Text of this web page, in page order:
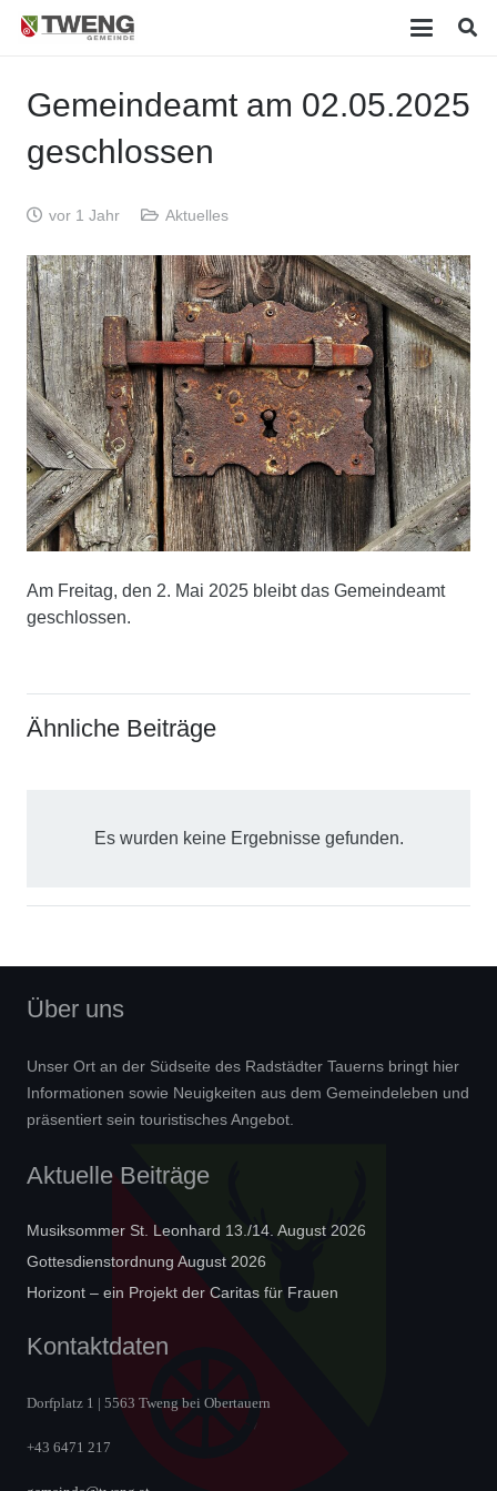
Gemeindeamt am 02.05.2025
geschlossen
vor 1 Jahr Aktuelles
Am Freitag, den 2. Mai 2025 bleibt das Gemeindeamt
geschlossen.
Ähnliche Beiträge
Es wurden keine Ergebnisse gefunden.
Über uns
Unser Ort an der Südseite des Radstädter Tauerns bringt hier
Informationen sowie Neuigkeiten aus dem Gemeindeleben und
präsentiert sein touristisches Angebot.
Aktuelle Beiträge
Musiksommer St. Leonhard 13./14. August 2026
Gottesdienstordnung August 2026
Horizont – ein Projekt der Caritas für Frauen
Kontaktdaten
Dorfplatz 1 | 5563 Tweng bei Obertauern
+43 6471 217